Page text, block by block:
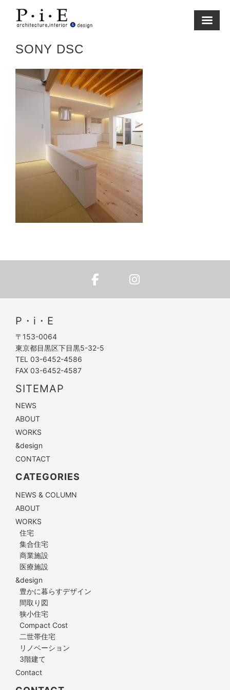
content
SONY DSC
P・i・E
〒153-0064
東京都目黒区下目黒5-32-5
TEL 03-6452-4586
FAX 03-6452-4587
SITEMAP
NEWS
ABOUT
WORKS
&design
CONTACT
CATEGORIES
NEWS & COLUMN
ABOUT
WORKS
住宅
集合住宅
商業施設
医療施設
&design
豊かに暮らすデザイン
間取り図
狭小住宅
Compact Cost
二世帯住宅
リノベーション
3階建て
Contact